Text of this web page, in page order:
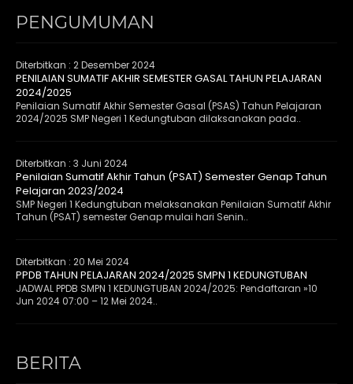
PENGUMUMAN
Diterbitkan : 2 Desember 2024
PENILAIAN SUMATIF AKHIR SEMESTER GASAL TAHUN PELAJARAN
2024/2025
Penilaian Sumatif Akhir Semester Gasal (PSAS) Tahun Pelajaran
2024/2025 SMP Negeri 1 Kedungtuban dilaksanakan pada..
Diterbitkan : 3 Juni 2024
Penilaian Sumatif Akhir Tahun (PSAT) Semester Genap Tahun
Pelajaran 2023/2024
SMP Negeri 1 Kedungtuban melaksanakan Penilaian Sumatif Akhir
Tahun (PSAT) semester Genap mulai hari Senin..
Diterbitkan : 20 Mei 2024
PPDB TAHUN PELAJARAN 2024/2025 SMPN 1 KEDUNGTUBAN
JADWAL PPDB SMPN 1 KEDUNGTUBAN 2024/2025: Pendaftaran »10
Jun 2024 07:00 – 12 Mei 2024..
BERITA